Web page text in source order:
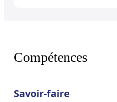
Compétences
Savoir-faire